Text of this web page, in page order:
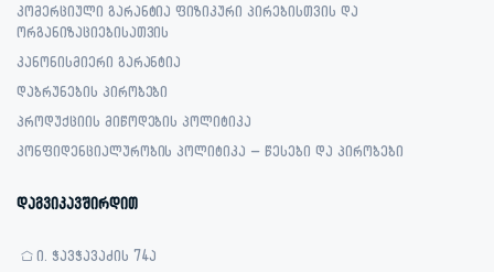
კომერციული გარანტია ფიზიკური პირებისთვის და
ორგანიზაციებისათვის
კანონისმიერი გარანტია
დაბრუნების პირობები
პროდუქციის მიწოდების პოლიტიკა
კონფიდენციალურობის პოლიტიკა – წესები და პირობები
დაგვიკავშირდით
ი. ჭავჭავაძის 74ა